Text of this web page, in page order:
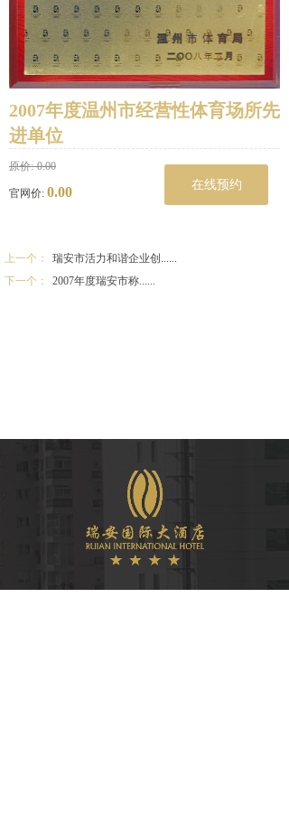
2007年度温州市经营性体育场所先
进单位
原价: 0.00
官网价: 0.00
上一个：
瑞安市活力和谐企业创......
下一个：
2007年度瑞安市称......
在线预约